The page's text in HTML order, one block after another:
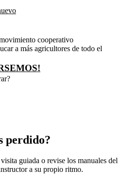
cooperativo
a más agricultores de todo el
perdido?
guiada o revise los manuales del
a su propio ritmo.